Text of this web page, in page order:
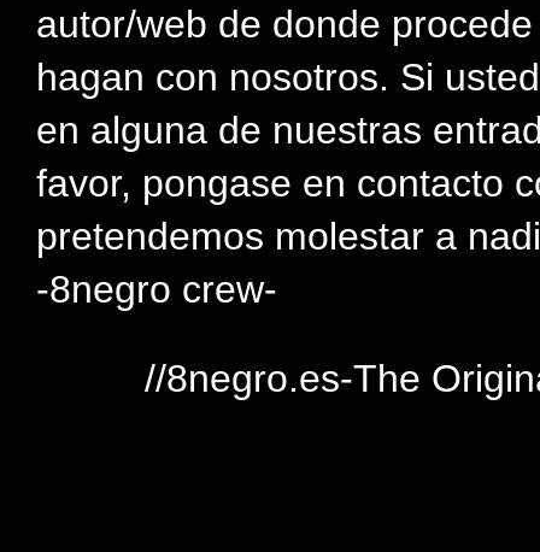
autor/web de donde
hagan con nosotros. Si
en alguna de nuestras
favor, pongase en contacto
pretendemos molestar a
-8negro crew-
//8negro.es-The